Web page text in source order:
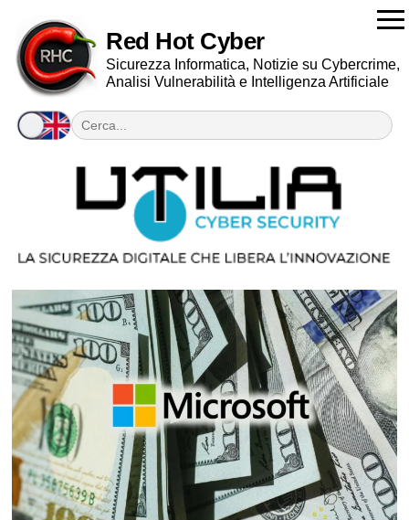
Red Hot Cyber
Sicurezza Informatica, Notizie su Cybercrime,
Analisi Vulnerabilità e Intelligenza Artificiale